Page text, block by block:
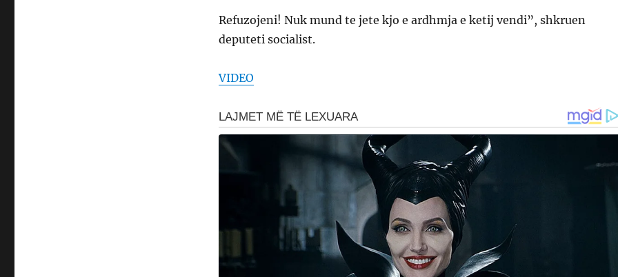
Refuzojeni! Nuk mund te jete kjo e ardhmja e ketij vendi”, shkruen
deputeti socialist.
VIDEO